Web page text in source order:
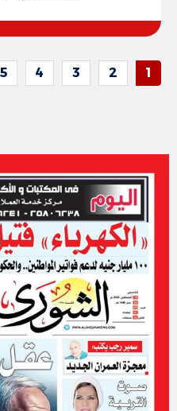
1
2
3
4
5